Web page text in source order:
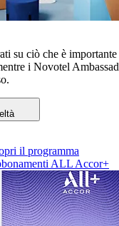
su ciò che è
i Novotel
il programma
ALL Accor+